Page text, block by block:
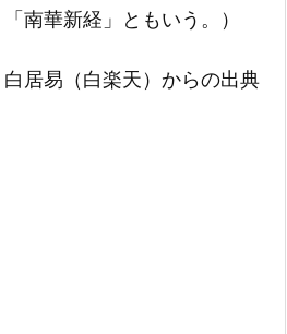
南華新経」ともいう。）
居易（白楽天）からの出典